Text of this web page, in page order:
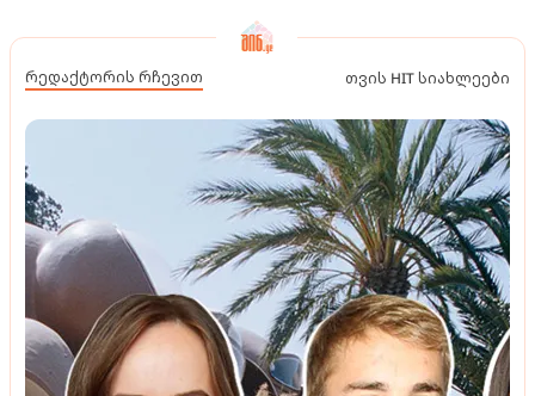
რედაქტორის რჩევით თვის HIT სიახლეები